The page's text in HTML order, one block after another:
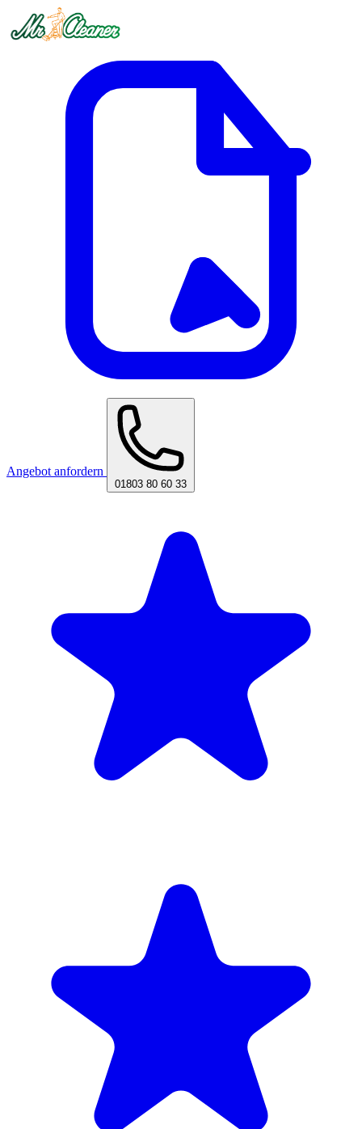
Angebot anfordern
01803 80 60 33